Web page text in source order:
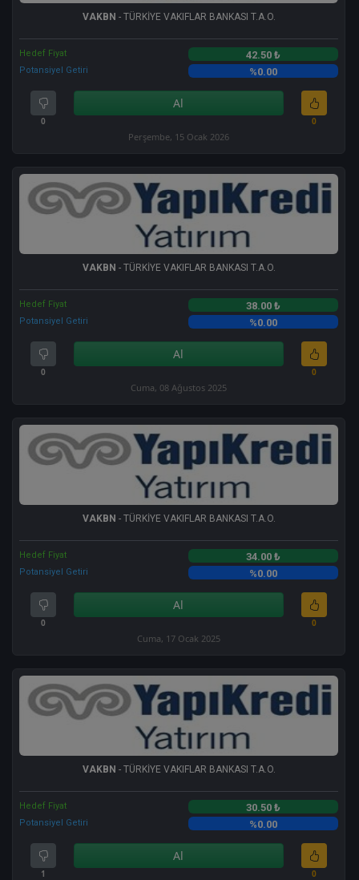
VAKBN - TÜRKİYE VAKIFLAR BANKASI T.A.O.
Hedef Fiyat 42.50 ₺
Potansiyel Getiri %0.00
0
Al
0
Perşembe, 15 Ocak 2026
VAKBN - TÜRKİYE VAKIFLAR BANKASI T.A.O.
Hedef Fiyat 38.00 ₺
Potansiyel Getiri %0.00
0
Al
0
Cuma, 08 Ağustos 2025
VAKBN - TÜRKİYE VAKIFLAR BANKASI T.A.O.
Hedef Fiyat 34.00 ₺
Potansiyel Getiri %0.00
0
Al
0
Cuma, 17 Ocak 2025
VAKBN - TÜRKİYE VAKIFLAR BANKASI T.A.O.
Hedef Fiyat 30.50 ₺
Potansiyel Getiri %0.00
1
Al
0